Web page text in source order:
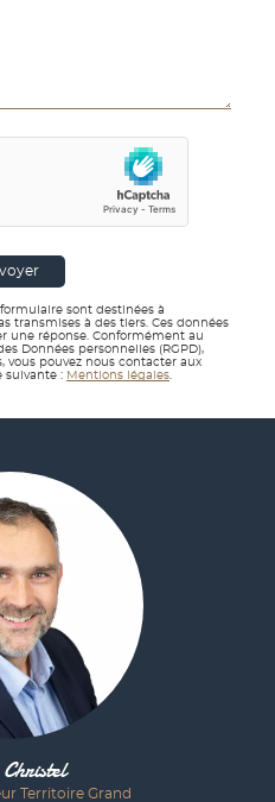
sont destinées à
transmises à des tiers. Ces données
une réponse. Conformément au
Données personnelles (RGPD),
vous pouvez nous contacter aux
suivante : Mentions légales.
Territoire Grand